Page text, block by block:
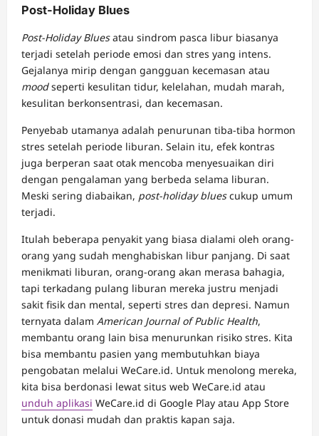
Post-Holiday Blues
Post-Holiday Bluesatau sindrom pasca libur biasanya
terjadi setelah periode emosi dan stres yang intens.
Gejalanya mirip dengan gangguan kecemasan atau
moodseperti kesulitan tidur, kelelahan, mudah marah,
kesulitan berkonsentrasi, dan kecemasan.
Penyebab utamanya adalah penurunan tiba-tiba hormon
stres setelah periode liburan. Selain itu, efek kontras
juga berperan saat otak mencoba menyesuaikan diri
dengan pengalaman yang berbeda selama liburan.
Meski sering diabaikan, post-holiday bluescukup umum
terjadi.
Itulah beberapa penyakit yang biasa dialami oleh orang-
orang yang sudah menghabiskan libur panjang. Di saat
menikmati liburan, orang-orang akan merasa bahagia,
tapi terkadang pulang liburan mereka justru menjadi
sakit fisik dan mental, seperti stres dan depresi. Namun
ternyata dalam American Journal of Public Health,
membantu orang lain bisa menurunkan risiko stres. Kita
bisa membantu pasien yang membutuhkan biaya
pengobatan melalui WeCare.id. Untuk menolong mereka,
kita bisa berdonasi lewat situs web WeCare.id atau
unduh aplikasi WeCare.id di Google Play atau App Store
untuk donasi mudah dan praktis kapan saja.